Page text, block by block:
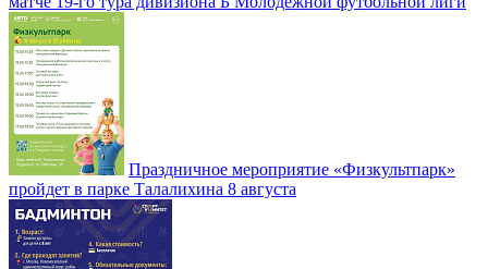
Праздничное мероприятие «Физкультпарк»
пройдет в парке Талалихина 8 августа